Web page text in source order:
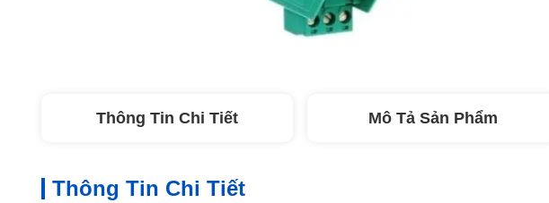
Thông Tin Chi Tiết Mô Tả Sản Phẩm
Thông Tin Chi Tiết